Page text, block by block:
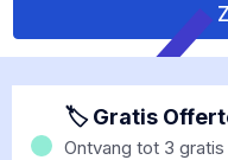
🏷 Gratis
Ontvang tot 3